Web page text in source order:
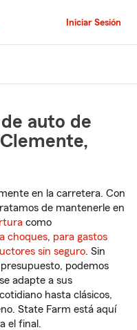
Iniciar Sesión
auto de
en la carretera. Con
de mantenerle en
como
choques, para gastos
sin seguro. Sin
podemos
adapte a sus
hasta clásicos,
State Farm está aquí
el final.